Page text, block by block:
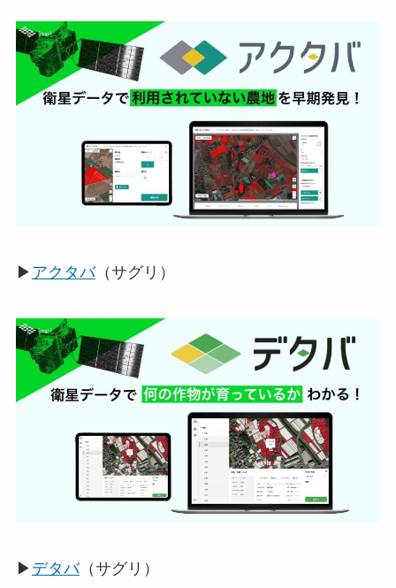
▶ アクタバ（サグリ）
▶ デタバ（サグリ）